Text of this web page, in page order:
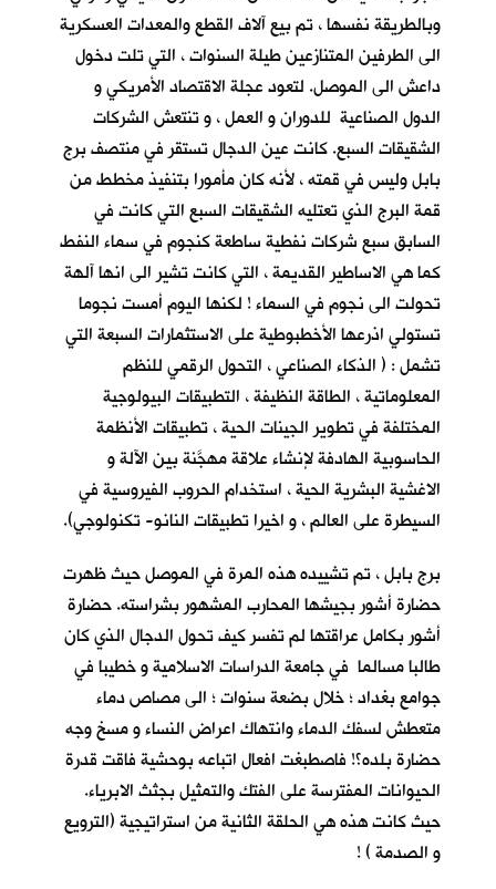
وبالطريقة نفسها ، تم بيع آلاف القطع والمعدات العسكرية
الى الطرفين المتنازعين طيلة السنوات ، التي تلت دخول
داعش الى الموصل. لتعود عجلة الاقتصاد الأمريكي و
الدول الصناعية للدوران و العمل ، و تنتعش الشركات
الشقيقات السبع. كانت عين الدجال تستقر في منتصف برج
بابل وليس في قمته ، لأنه كان مأمورا بتنفيذ مخطط من
قمة البرج الذي تعتليه الشقيقات السبع التي كانت في
السابق سبع شركات نفطية ساطعة كنجوم في سماء النفط
كما هي الاساطير القديمة ، التي كانت تشير الى انها آلهة
تحولت الى نجوم في السماء ! لكنها اليوم أمست نجوما
تستولي اذرعها الأخطبوطية على الاستثمارات السبعة التي
تشمل : ( الذكاء الصناعي ، التحول الرقمي للنظم
المعلوماتية ، الطاقة النظيفة ، التطبيقات البيولوجية
المختلفة في تطوير الجينات الحية ، تطبيقات الأنظمة
الحاسوبية الهادفة لإنشاء علاقة مهجَّنة بين الآلة و
الاغشية البشرية الحية ، استخدام الحروب الفيروسية في
السيطرة على العالم ، و اخيرا تطبيقات النانو- تكنولوجي).
برج بابل ، تم تشييده هذه المرة في الموصل حيث ظهرت
حضارة أشور بجيشها المحارب المشهور بشراسته. حضارة
أشور بكامل عراقتها لم تفسر كيف تحول الدجال الذي كان
طالبا مسالما في جامعة الدراسات الاسلامية و خطيبا في
جوامع بغداد ؛ خلال بضعة سنوات ؛ الى مصاص دماء
متعطش لسفك الدماء وانتهاك اعراض النساء و مسخ وجه
حضارة بلده؟! فاصطبغت افعال اتباعه بوحشية فاقت قدرة
الحيوانات المفترسة على الفتك والتمثيل بجثث الابرياء.
حيث كانت هذه هي الحلقة الثانية من استراتيجية (الترويع
و الصدمة ) !